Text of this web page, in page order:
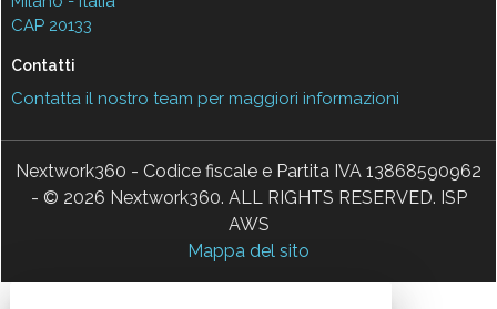
CAP 20133
Contatti
Contatta il nostro team per maggiori informazioni
Nextwork360 - Codice fiscale e Partita IVA 13868590962
- © 2026 Nextwork360. ALL RIGHTS RESERVED. ISP
AWS
Mappa del sito